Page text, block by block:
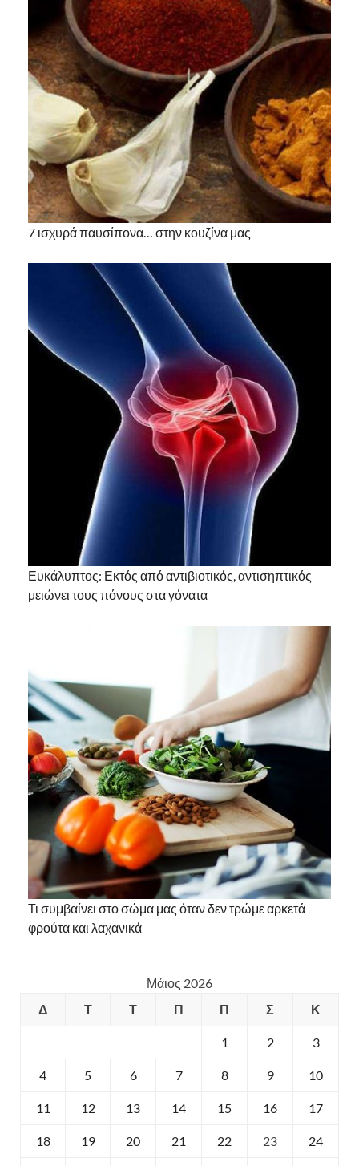
7 ισχυρά παυσίπονα… στην κουζίνα μας
Ευκάλυπτος: Εκτός από αντιβιοτικός, αντισηπτικός
μειώνει τους πόνους στα γόνατα
Τι συμβαίνει στο σώμα μας όταν δεν τρώμε αρκετά
φρούτα και λαχανικά
Μάιος 2026
Δ
Τ Τ Π Π Σ Κ
1 2 3
4 5 6 7 8 9 10
11 12 13 14 15 16 17
18 19 20 21 22 23 24